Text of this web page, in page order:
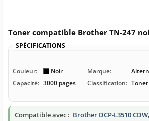
Toner compatible Brother TN-247
SPÉCIFICATIONS
Couleur: Noir Marque:
Capacité: 3000 pages Classification: Toner
Compatible avec : Brother DCP-L3510 CDW,